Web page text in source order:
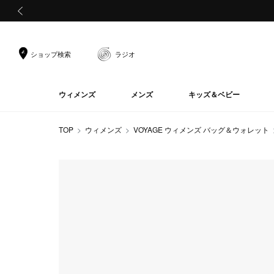
ショップ検索 ラジオ
ウィメンズ メンズ キッズ＆ベビー
TOP ウィメンズ VOYAGE ウィメンズ バッグ＆ウォレット